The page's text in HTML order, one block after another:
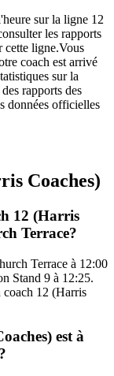
sur la ligne 12
les rapports
cette ligne.Vous
coach est arrivé
sur la
rapports des
données officielles
Coaches)
12 (Harris
Terrace?
Terrace à 12:00
Stand 9 à 12:25.
coach 12 (Harris
est à